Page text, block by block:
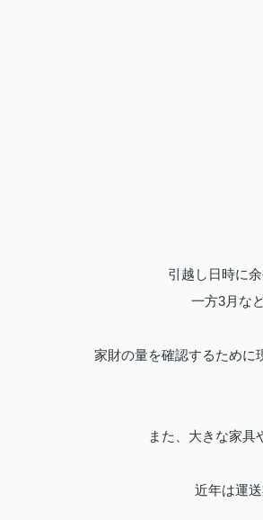
引越し日時に
一方3月な
家財の量を確認するために
また、大きな家具
近年は運